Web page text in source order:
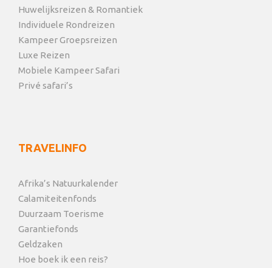
Foto's
Huwelijksreizen & Romantiek
Individuele Rondreizen
Kampeer Groepsreizen
Luxe Reizen
Mobiele Kampeer Safari
Privé safari’s
TRAVELINFO
Afrika’s Natuurkalender
Calamiteitenfonds
Duurzaam Toerisme
Garantiefonds
Geldzaken
Hoe boek ik een reis?